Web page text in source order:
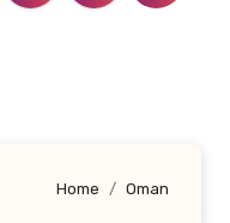
Home Oman